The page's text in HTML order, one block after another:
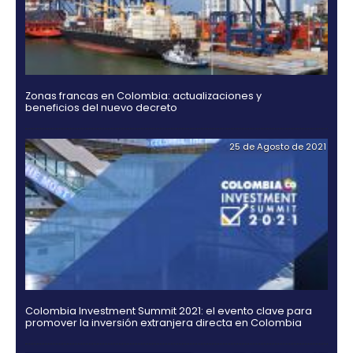
18 de
Guía Legal 2025 para Invertir en Colombia
03 de